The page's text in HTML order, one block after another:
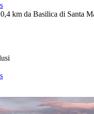
km da Basilica di Santa